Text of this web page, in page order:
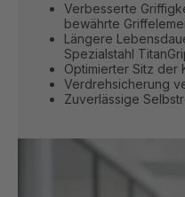
Verbesserte
bewährte
Längere
Spezialstahl
Optimierter Sitz der
Verdrehsicherung
Zuverlässige